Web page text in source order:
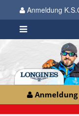
Anmeldung
Anmeldung